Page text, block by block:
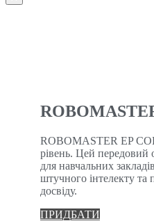
ROBOMASTER EP
рівень. Цей передовий
для навчальних
штучного інтелекту та
досвіду.
ПРИДБАТИ